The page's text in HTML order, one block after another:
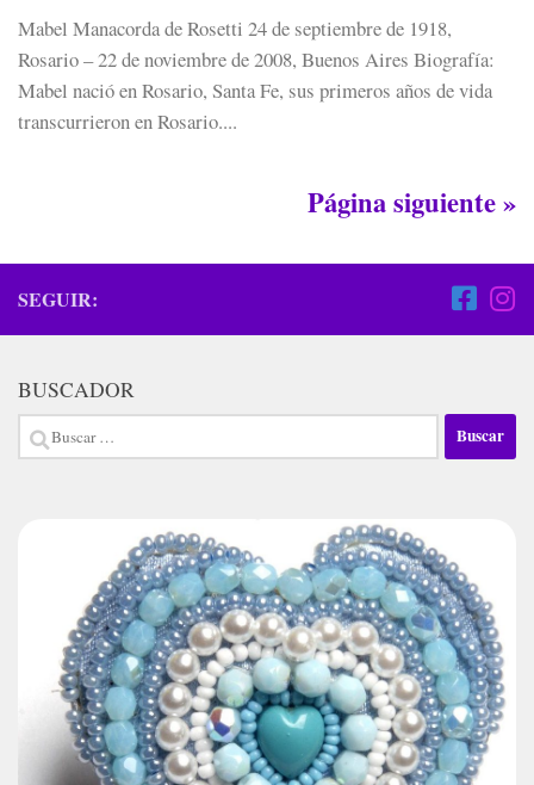
Mabel Manacorda de Rosetti 24 de septiembre de 1918,
Rosario – 22 de noviembre de 2008, Buenos Aires Biografía:
Mabel nació en Rosario, Santa Fe, sus primeros años de vida
transcurrieron en Rosario....
Página siguiente »
SEGUIR:
BUSCADOR
Buscar: